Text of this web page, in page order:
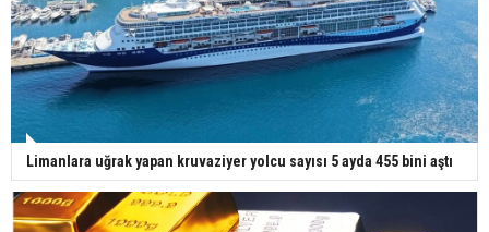
Limanlara uğrak yapan kruvaziyer yolcu sayısı 5 ayda 455 bini aştı